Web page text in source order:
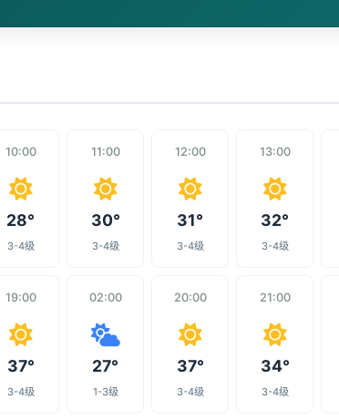
10:00
28°
3-4级
11:00
30°
3-4级
12:00
31°
3-4级
13:00
32°
3-4级
19:00
37°
3-4级
02:00
27°
1-3级
20:00
37°
3-4级
21:00
34°
3-4级